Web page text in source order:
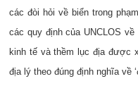
các đòi hỏi về biển trong
các quy định của UNCLOS
kinh tế và thềm lục địa được
địa lý theo đúng định nghĩa về